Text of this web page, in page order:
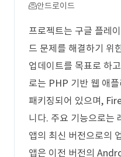
안드로이드
프로젝트는 구글 플레
드 문제를 해결하기 위
업데이트를 목표로 하
로는 PHP 기반 웹 애
패키징되어 있으며,
니다. 주요 기능으로는
앱의 최신 버전으로의
앱은 이전 버전의